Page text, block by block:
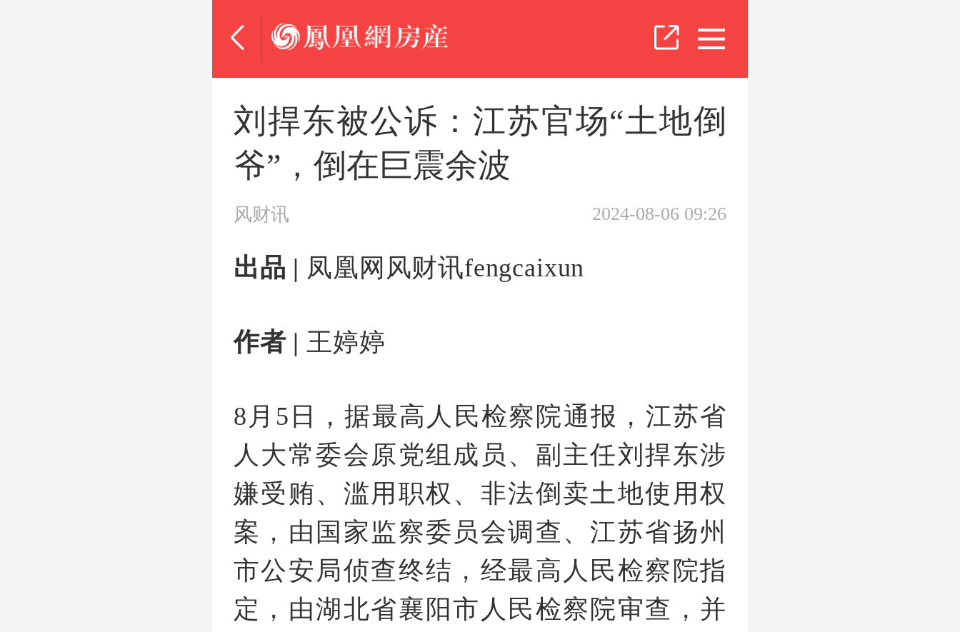
刘捍东被公诉：江苏官场“土地倒
爷”，倒在巨震余波
风财讯 2024-08-06 09:26
出品 | 凤凰网风财讯fengcaixun
作者 | 王婷婷
8月5日，据最高人民检察院通报，江苏省
人大常委会原党组成员、副主任刘捍东涉
嫌受贿、滥用职权、非法倒卖土地使用权
案，由国家监察委员会调查、江苏省扬州
市公安局侦查终结，经最高人民检察院指
定，由湖北省襄阳市人民检察院审查，并